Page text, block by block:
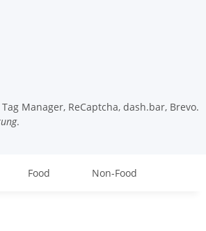
Manager, ReCaptcha, dash.bar, Brevo.
.
Food Non-Food